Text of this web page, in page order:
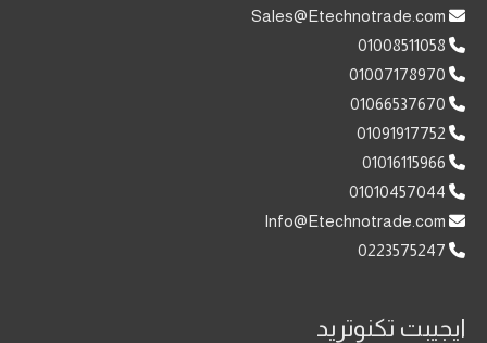
01008511058
01007178970
01066537670
01091917752
01016115966
01010457044
0223575247
ايجيبت تكنوتريد